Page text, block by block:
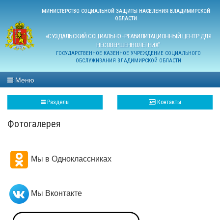
МИНИСТЕРСТВО СОЦИАЛЬНОЙ ЗАЩИТЫ НАСЕЛЕНИЯ ВЛАДИМИРСКОЙ
ОБЛАСТИ
«СУЗДАЛЬСКИЙ СОЦИАЛЬНО–РЕАБИЛИТАЦИОННЫЙ ЦЕНТР ДЛЯ
НЕСОВЕРШЕННОЛЕТНИХ"
ГОСУДАРСТВЕННОЕ КАЗЕННОЕ УЧРЕЖДЕНИЕ СОЦИАЛЬНОГО
ОБСЛУЖИВАНИЯ ВЛАДИМИРСКОЙ ОБЛАСТИ
Меню
Разделы Контакты
Фотогалерея
Мы в Одноклассниках
Мы Вконтакте